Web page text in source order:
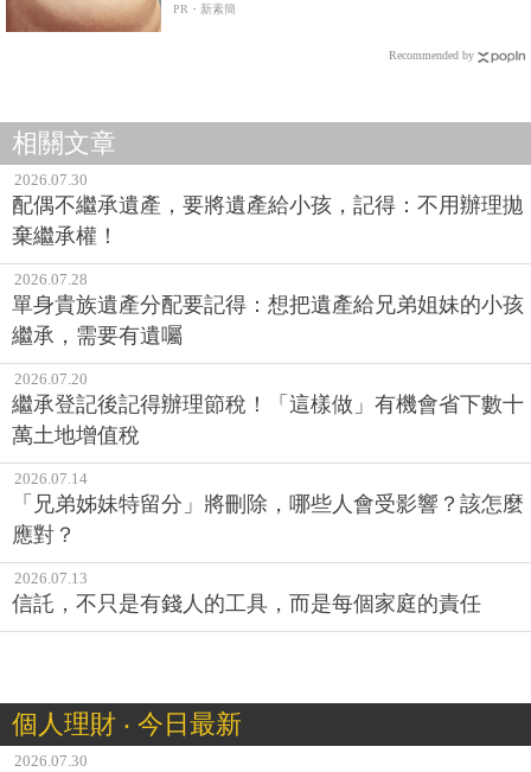
PR・新素簡
Recommended by
相關文章
2026.07.30
配偶不繼承遺產，要將遺產給小孩，記得：不用辦理拋
棄繼承權！
2026.07.28
單身貴族遺產分配要記得：想把遺產給兄弟姐妹的小孩
繼承，需要有遺囑
2026.07.20
繼承登記後記得辦理節稅！「這樣做」有機會省下數十
萬土地增值稅
2026.07.14
「兄弟姊妹特留分」將刪除，哪些人會受影響？該怎麼
應對？
2026.07.13
信託，不只是有錢人的工具，而是每個家庭的責任
個人理財 ‧ 今日最新
2026.07.30